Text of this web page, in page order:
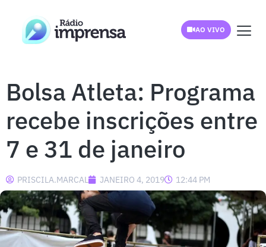
AO VIVO
Bolsa Atleta: Programa
recebe inscrições entre
7 e 31 de janeiro
PRISCILA.MARCAL JANEIRO 4, 2019 12:44 PM